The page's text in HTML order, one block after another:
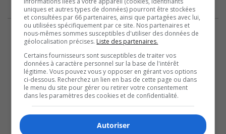
uniques et autres types de données) pourront être stockées
et consultées par 66 partenaires, ainsi que partagées avec lui,
ou utilisées spécifiquement par ce site. Nos partenaires et
nous-mêmes sommes susceptibles d'utiliser des données de
géolocalisation précises. Liste des partenaires.
Certains fournisseurs sont susceptibles de traiter vos
données à caractère personnel sur la base de l'intérêt
légitime. Vous pouvez vous y opposer en gérant vos options
ci-dessous. Recherchez un lien en bas de cette page ou dans
le menu du site pour gérer ou retirer votre consentement
dans les paramètres des cookies et de confidentialité.
Autoriser